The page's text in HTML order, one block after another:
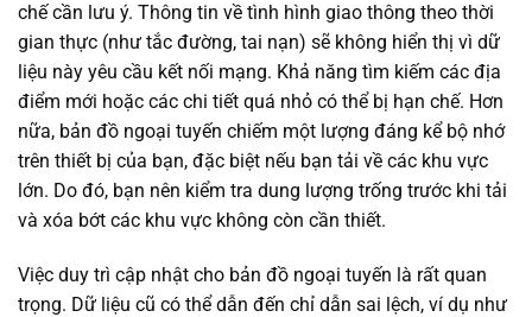
chế cần lưu ý. Thông tin về tình hình giao thông theo thời
gian thực (như tắc đường, tai nạn) sẽ không hiển thị vì dữ
liệu này yêu cầu kết nối mạng. Khả năng tìm kiếm các địa
điểm mới hoặc các chi tiết quá nhỏ có thể bị hạn chế. Hơn
nữa, bản đồ ngoại tuyến chiếm một lượng đáng kể bộ nhớ
trên thiết bị của bạn, đặc biệt nếu bạn tải về các khu vực
lớn. Do đó, bạn nên kiểm tra dung lượng trống trước khi tải
và xóa bớt các khu vực không còn cần thiết.
Việc duy trì cập nhật cho bản đồ ngoại tuyến là rất quan
trọng. Dữ liệu cũ có thể dẫn đến chỉ dẫn sai lệch, ví dụ như